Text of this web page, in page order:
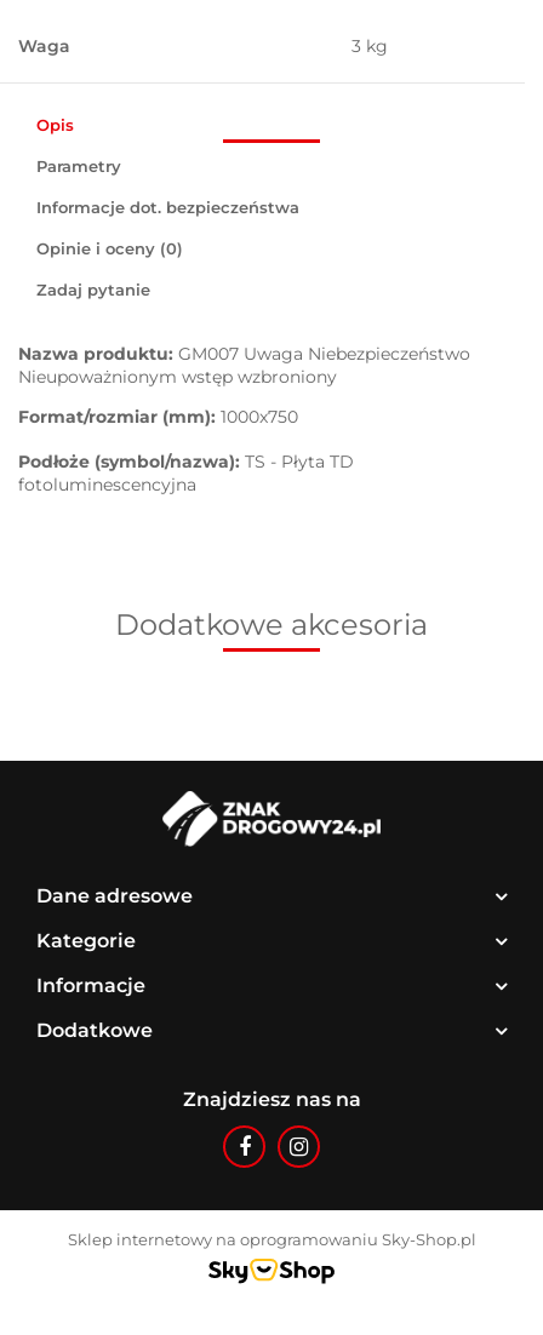
Waga 3 kg
Opis
Parametry
Informacje dot. bezpieczeństwa
Opinie i oceny (0)
Zadaj pytanie
Nazwa produktu: GM007 Uwaga Niebezpieczeństwo
Nieupoważnionym wstęp wzbroniony
Format/rozmiar (mm): 1000x750
Podłoże (symbol/nazwa): TS - Płyta TD
fotoluminescencyjna
Dodatkowe akcesoria
Dane adresowe
Kategorie
Informacje
Dodatkowe
Znajdziesz nas na
Sklep internetowy na oprogramowaniu Sky-Shop.pl